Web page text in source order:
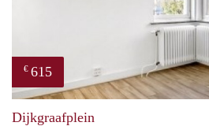
€ 615
Dijkgraafplein